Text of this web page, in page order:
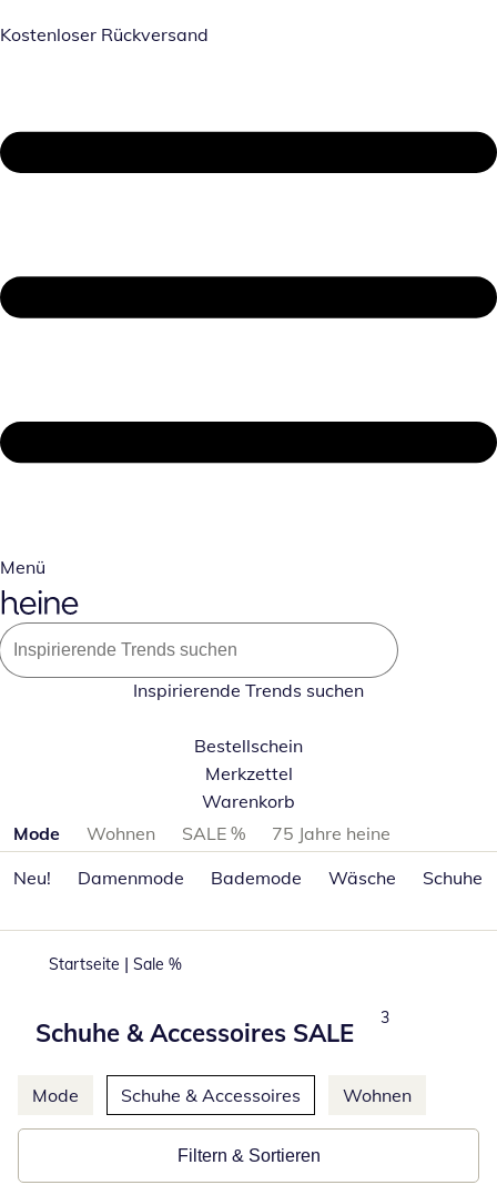
Kostenloser Rückversand
Menü
Inspirierende Trends suchen
Bestellschein
Merkzettel
Warenkorb
Produktkategorien überspringen
Mode Wohnen SALE %
75 Jahre heine
Neu!
Damenmode Bademode Wäsche Schuhe
Startseite | Sale %
Schuhe & Accessoires SALE
Produkte
3
Weitere Kategorien überspringen
Mode Schuhe & Accessoires Wohnen
Filtern & Sortieren